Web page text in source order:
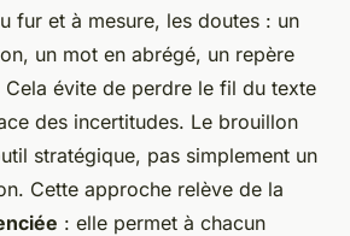
fur et à mesure, les doutes : un
un mot en abrégé, un repère
Cela évite de perdre le fil du texte
des incertitudes. Le brouillon
stratégique, pas simplement un
Cette approche relève de la
: elle permet à chacun